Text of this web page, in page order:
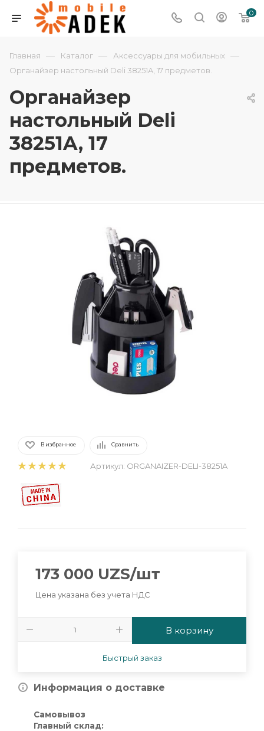
0
Главная — Каталог — Аксессуары для мобильных —
Органайзер настольный Deli 38251A, 17 предметов.
Органайзер
настольный Deli
38251A, 17
предметов.
В избранное Сравнить
Артикул: ORGANAIZER-DELI-38251A
173 000 UZS/шт
Цена указана без учета НДС
В корзину
Быстрый заказ
Информация о доставке
Самовывоз
Главный склад: